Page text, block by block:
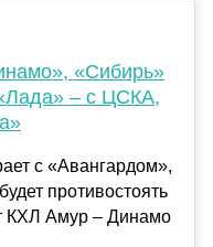
«Сибирь»
– с ЦСКА,
с «Авангардом»,
противостоять
КХЛ Амур – Динамо